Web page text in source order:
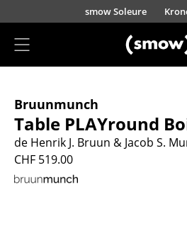
Accéder directement au
smow Soleure
Sièges
Chaises de cuisine & salle à
Canapés
Bruunmunch
Table PLAYround
de Henrik J. Bruun & Jacob S.
CHF 519.00